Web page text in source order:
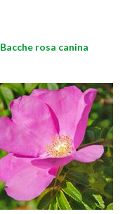
Bacche rosa canina